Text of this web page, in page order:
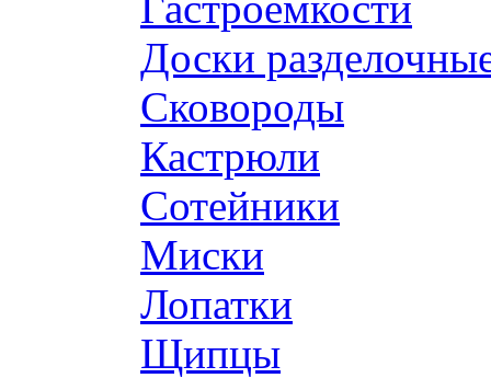
Доски
Сковороды
Кастрюли
Сотейники
Миски
Лопатки
Щипцы